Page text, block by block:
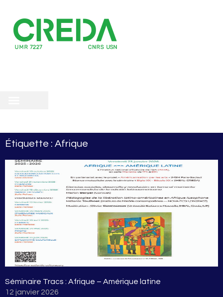
Étiquette : Afrique
Séminaire Tracs : Afrique – Amérique latine
12 janvier 2026